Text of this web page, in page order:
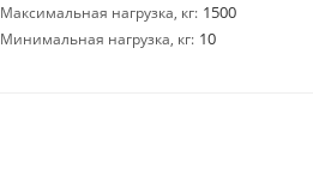
Максимальная нагрузка, кг: 1500
Минимальная нагрузка, кг: 10